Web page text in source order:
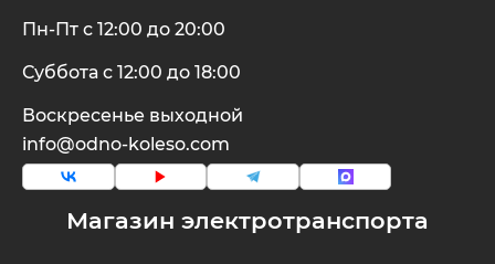
Магазин электротранспорта
Пн-Пт с 12:00 до 20:00
Суббота с 12:00 до 18:00
Воскресенье выходной
info@odno-koleso.com